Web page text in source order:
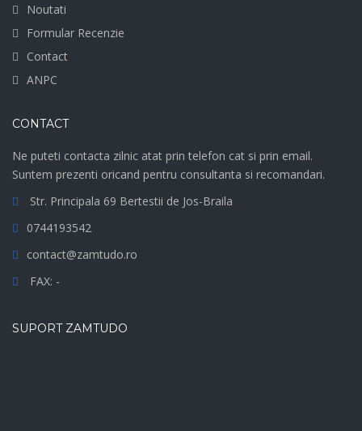
Noutati
Formular Recenzie
Contact
ANPC
CONTACT
Ne puteti contacta zilnic atat prin telefon cat si prin email.
Suntem prezenti oricand pentru consultanta si recomandari.
Str. Principala 69 Bertestii de Jos-Braila
0744193542
contact@zamtudo.ro
FAX: -
SUPORT ZAMTUDO